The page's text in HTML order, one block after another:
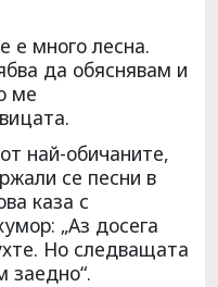
е много лесна.
да обяснявам и
ме
най-обичаните,
се песни в
каза с
„Аз досега
Но следващата
заедно“.